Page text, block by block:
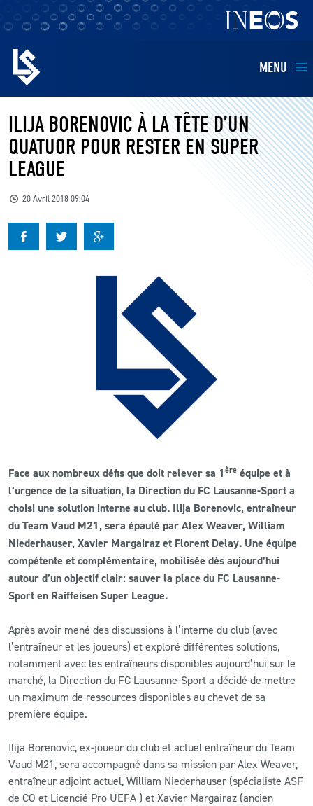
MENU
EQUIPES
BILLETTERIE
FANS
KIDS
L’APP DU LS
LS ACADEMY CAMPS
MATCH DES CELEBRITES
PRESSE ET MEDIAS
ILIJA BORENOVIC À LA TÊTE D’UN
QUATUOR POUR RESTER EN SUPER
LEAGUE
20 Avril 2018 09:04
Face aux nombreux défis que doit relever sa 1ère équipe et à
l’urgence de la situation, la Direction du FC Lausanne-Sport a
choisi une solution interne au club. Ilija Borenovic, entraîneur
du Team Vaud M21, sera épaulé par Alex Weaver, William
Niederhauser, Xavier Margairaz et Florent Delay. Une équipe
compétente et complémentaire, mobilisée dès aujourd’hui
autour d’un objectif clair: sauver la place du FC Lausanne-
Sport en Raiffeisen Super League.
Après avoir mené des discussions à l’interne du club (avec
l’entraîneur et les joueurs) et exploré différentes solutions,
notamment avec les entraîneurs disponibles aujourd’hui sur le
marché, la Direction du FC Lausanne-Sport a décidé de mettre
un maximum de ressources disponibles au chevet de sa
première équipe.
Ilija Borenovic, ex-joueur du club et actuel entraîneur du Team
Vaud M21, sera accompagné dans sa mission par Alex Weaver,
entraîneur adjoint actuel, William Niederhauser (spécialiste ASF
de CO et Licencié Pro UEFA ) et Xavier Margairaz (ancien